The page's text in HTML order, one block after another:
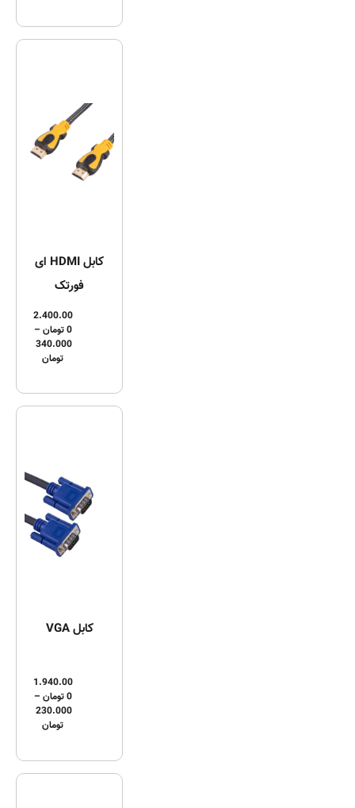
کابل HDMI ای
فورتک
2.400.00
0تومان –
340.000
تومان
کابل VGA
1.940.00
0تومان –
230.000
تومان